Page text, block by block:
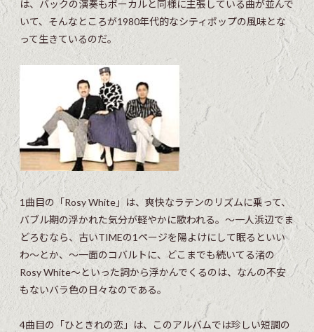
は、バックの演奏もボーカルと同様に主張している曲が並んで
いて、そんなところが1980年代的なシティポップの風味とな
って生きているのだ。
1曲目の「Rosy White」は、爽快なラテンのリズムに乗って、
バブル期の浮かれた気分が軽やかに歌われる。〜一人浜辺でま
どろむなら、古いTIMEの1ページを陽よけにして眠るといい
わ〜とか、〜一面のコバルトに、どこまでも続いてる渚の
Rosy White〜といった詞から浮かんでくるのは、なんの不安
もないバラ色の日々なのである。
4曲目の「ひときれの恋」は、このアルバムでは珍しい短調の